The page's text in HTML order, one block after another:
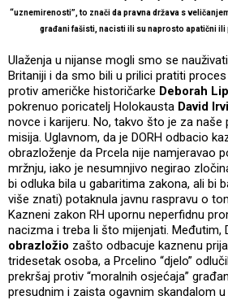
“uznemirenosti”, to znači da pravna država s
građani fašisti, nacisti ili su naprosto apatični ili
Ulaženja u nijanse mogli smo se
Britaniji i da smo bili u prilici pratiti
protiv američke historičarke Deborah
pokrenuo poricatelj Holokausta David
novce i karijeru. No, takvo što je za
misija. Uglavnom, da je DORH odbacio
obrazloženje da Prcela nije namjeravao
mržnju, iako je nesumnjivo negirao
bi odluka bila u gabaritima zakona, ali bi
više znati) potaknula javnu raspravu o
Kazneni zakon RH upornu neperfidnu
nacizma i treba li što mijenjati. Međutim,
obrazložio zašto odbacuje kaznenu
tridesetak osoba, a Prcelino “djelo”
prekršaj protiv “moralnih osjećaja”
presudnim i zaista ogavnim skandalom